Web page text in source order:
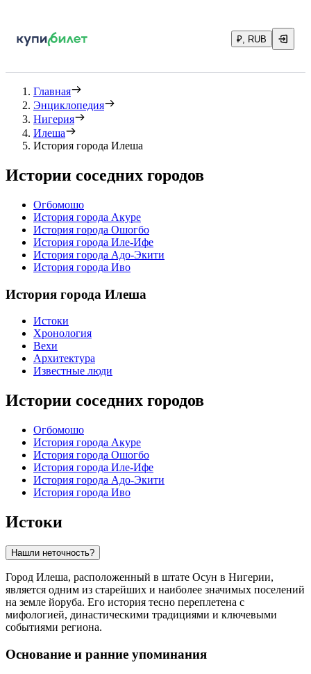
₽, RUB
Главная
Энциклопедия
Нигерия
Илеша
История города Илеша
Истории соседних городов
Огбомошо
История города Акуре
История города Ошогбо
История города Иле-Ифе
История города Адо-Экити
История города Иво
История города Илеша
Истоки
Хронология
Вехи
Архитектура
Известные люди
Истории соседних городов
Огбомошо
История города Акуре
История города Ошогбо
История города Иле-Ифе
История города Адо-Экити
История города Иво
Истоки
Нашли неточность?
Город Илеша, расположенный в штате Осун в Нигерии,
является одним из старейших и наиболее значимых поселений
на земле йоруба. Его история тесно переплетена с
мифологией, династическими традициями и ключевыми
событиями региона.
Основание и ранние упоминания